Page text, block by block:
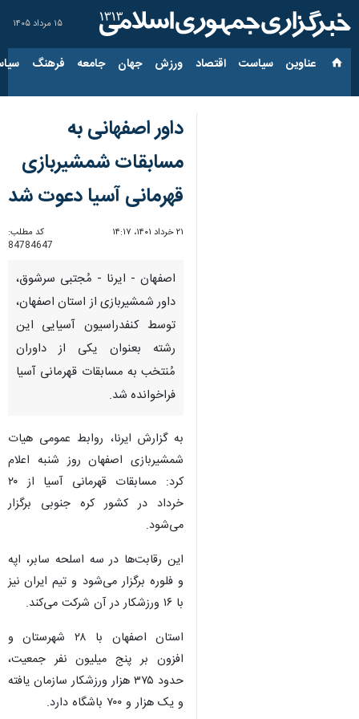
۱۵ مرداد ۱۴۰۵
عناوین‌ سیاست اقتصاد ورزش جهان جامعه فرهنگ
داور اصفهانی به
مسابقات شمشیربازی
قهرمانی آسیا دعوت شد
۲۱ خرداد ۱۴۰۱، ۱۴:۱۷
کد مطلب:
84784647
اصفهان - ایرنا - مُجتبی سرشوق،
داور شمشیربازی از استان اصفهان،
توسط کنفدراسیون آسیایی این
رشته بعنوان یکی از داوران
مُنتخب به مسابقات قهرمانی آسیا
فراخوانده شد.
به گزارش ایرنا، روابط عمومی هیات
شمشیربازی اصفهان روز شنبه اعلام
کرد: مسابقات قهرمانی آسیا از ۲۰
خرداد در کشور کره جنوبی برگزار
می‌شود.
این رقابت‌ها در سه اسلحه سابر، اپه
و فلوره برگزار می‌شود و تیم ایران نیز
با ۱۶ ورزشکار در آن شرکت می‌کند.
استان اصفهان با ۲۸ شهرستان و
افزون بر پنج میلیون نفر جمعیت،
حدود ۳۷۵ هزار ورزشکار سازمان یافته
و یک هزار و ۷۰۰ باشگاه دارد.